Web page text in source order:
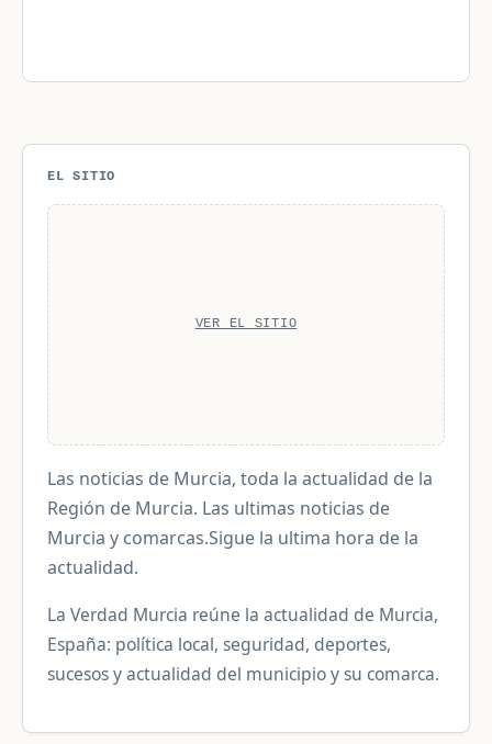
EL SITIO
VER EL SITIO
Las noticias de Murcia, toda la actualidad de la
Región de Murcia. Las ultimas noticias de
Murcia y comarcas.Sigue la ultima hora de la
actualidad.
La Verdad Murcia reúne la actualidad de Murcia,
España: política local, seguridad, deportes,
sucesos y actualidad del municipio y su comarca.